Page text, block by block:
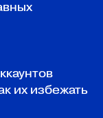
их избежать